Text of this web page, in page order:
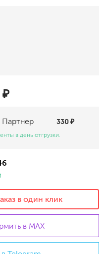
Партнер 330 ₽
в день отгрузки.
в один клик
в MAX